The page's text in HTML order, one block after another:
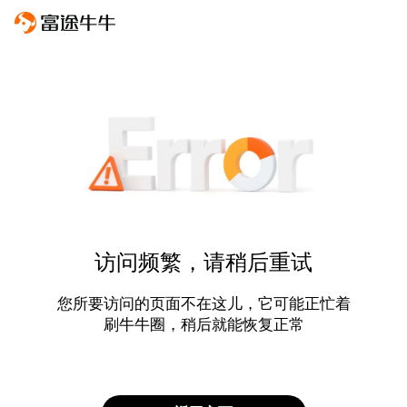
访问频繁，请稍后重试
您所要访问的页面不在这儿，它可能正忙着
刷牛牛圈，稍后就能恢复正常